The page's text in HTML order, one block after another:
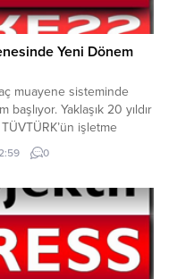
Yeni Dönem
muayene sisteminde
başlıyor. Yaklaşık 20 yıldır
işletme
2027’de sona ererken,
hizmeti 2027-2047
sistemle birlikte
güçlendirilirken, kredi
da kaldırılacak. Yeni
kapsamında 1,72 milyar
hakkı bedeline...
0